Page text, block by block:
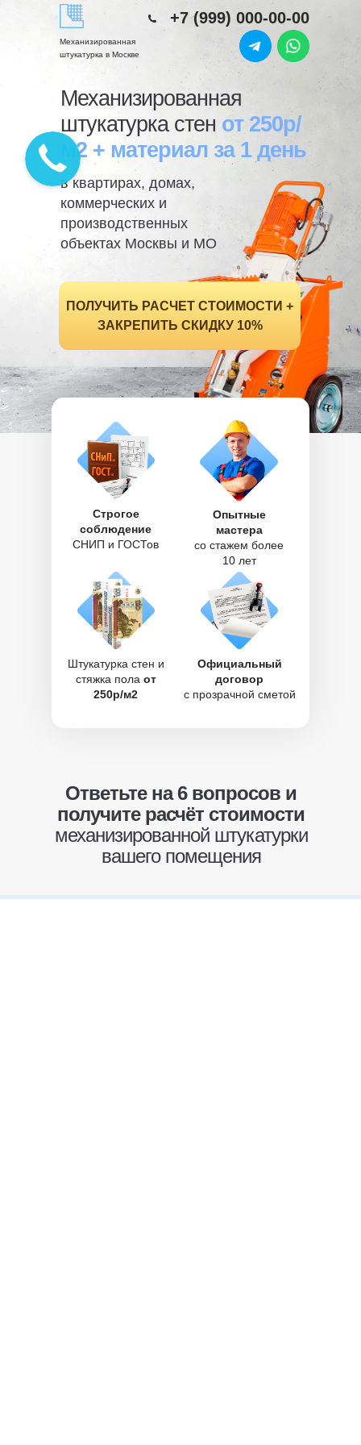
Механизированная
штукатурка стен от 250р/
м2 + материал за 1 день
ПОЛУЧИТЬ РАСЧЕТ СТОИМОСТИ +
ЗАКРЕПИТЬ СКИДКУ 10%
в квартирах, домах,
коммерческих и
производственных
объектах Москвы и МО
Строгое
соблюдение
СНИП и ГОСТов
Штукатурка стен и
стяжка пола от
250р/м2
Официальный
договор
с прозрачной сметой
Опытные
мастера
со стажем более
10 лет
Механизированная
штукатурка в Москве
+7 (999) 000-00-00
Ответьте на 6 вопросов и
получите расчёт стоимости
механизированной штукатурки
вашего помещения